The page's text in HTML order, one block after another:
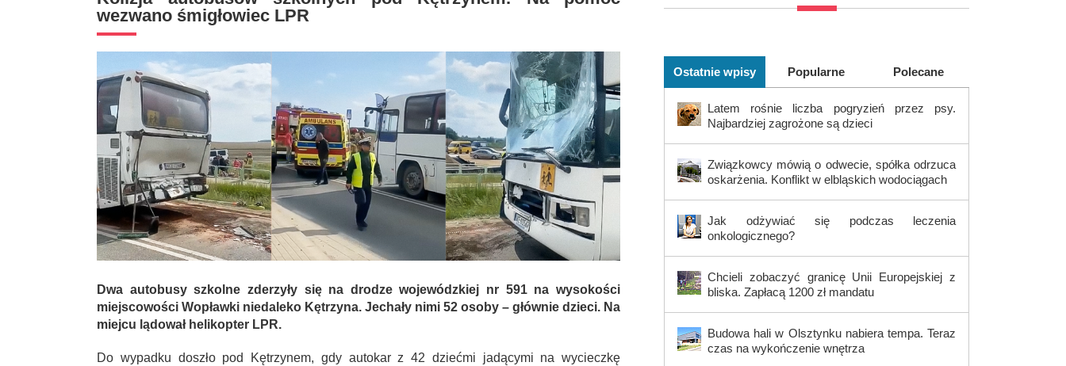
wezwano śmigłowiec LPR
Dwa autobusy szkolne zderzyły się na drodze wojewódzkiej nr 591 na wysokości
miejscowości Wopławki niedaleko Kętrzyna. Jechały nimi 52 osoby – głównie dzieci. Na
miejcu lądował helikopter LPR.
Do wypadku doszło pod Kętrzynem, gdy autokar z 42 dziećmi jadącymi na wycieczkę
Ostatnie wpisy Popularne Polecane
Latem rośnie liczba pogryzień przez psy.
Najbardziej zagrożone są dzieci
Związkowcy mówią o odwecie, spółka odrzuca
oskarżenia. Konflikt w elbląskich wodociągach
Jak odżywiać się podczas leczenia
onkologicznego?
Chcieli zobaczyć granicę Unii Europejskiej z
bliska. Zapłacą 1200 zł mandatu
Budowa hali w Olsztynku nabiera tempa. Teraz
czas na wykończenie wnętrza